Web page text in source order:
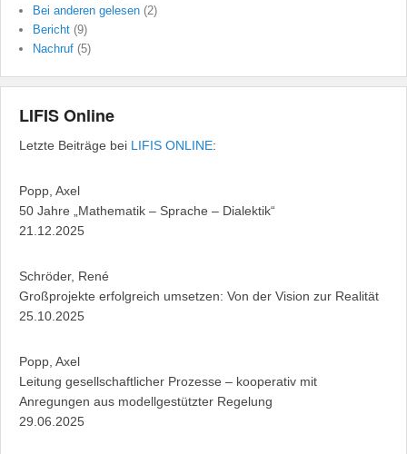
Bei anderen gelesen (2)
Bericht (9)
Nachruf (5)
LIFIS Online
Letzte Beiträge bei LIFIS ONLINE:
Popp, Axel
50 Jahre „Mathematik – Sprache – Dialektik“
21.12.2025
Schröder, René
Großprojekte erfolgreich umsetzen: Von der Vision zur Realität
25.10.2025
Popp, Axel
Leitung gesellschaftlicher Prozesse – kooperativ mit
Anregungen aus modellgestützter Regelung
29.06.2025